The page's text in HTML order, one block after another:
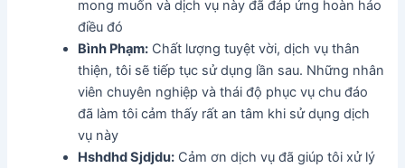
mong muốn và dịch vụ này đã đáp ứng hoàn hảo
điều đó
Bình Phạm: Chất lượng tuyệt vời, dịch vụ thân
thiện, tôi sẽ tiếp tục sử dụng lần sau. Những nhân
viên chuyên nghiệp và thái độ phục vụ chu đáo
đã làm tôi cảm thấy rất an tâm khi sử dụng dịch
vụ này
Hshdhd Sjdjdu: Cảm ơn dịch vụ đã giúp tôi xử lý